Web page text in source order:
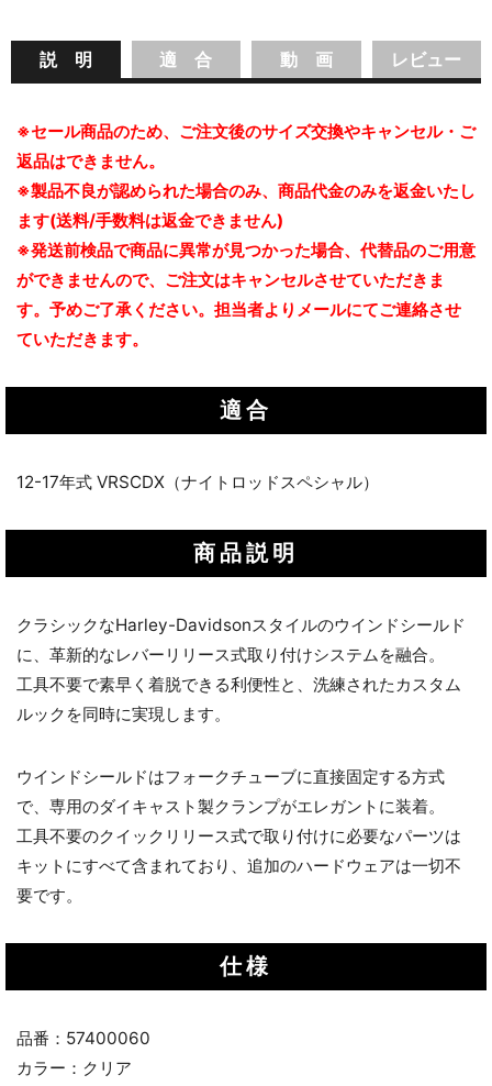
説 明 適 合 動 画 レビュー
※セール商品のため、ご注文後のサイズ交換やキャンセル・ご
返品はできません。
※製品不良が認められた場合のみ、商品代金のみを返金いたし
ます(送料/手数料は返金できません)
※発送前検品で商品に異常が見つかった場合、代替品のご用意
ができませんので、ご注文はキャンセルさせていただきま
す。予めご了承ください。担当者よりメールにてご連絡させ
ていただきます。
適合
12-17年式 VRSCDX（ナイトロッドスペシャル）
商品説明
クラシックなHarley-Davidsonスタイルのウインドシールド
に、革新的なレバーリリース式取り付けシステムを融合。
工具不要で素早く着脱できる利便性と、洗練されたカスタム
ルックを同時に実現します。
ウインドシールドはフォークチューブに直接固定する方式
で、専用のダイキャスト製クランプがエレガントに装着。
工具不要のクイックリリース式で取り付けに必要なパーツは
キットにすべて含まれており、追加のハードウェアは一切不
要です。
仕様
品番：57400060
カラー：クリア